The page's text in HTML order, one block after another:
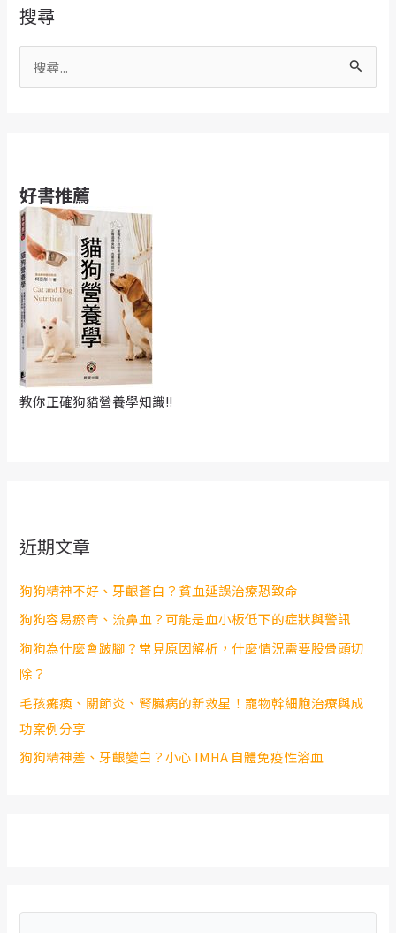
癲
癇
作
救
指
南
搜尋
尋
:好書推薦
教你正確狗貓營養學知識!!
近期文章
狗狗精神不好、牙齦蒼白？貧血延誤治療恐致命
狗狗容易瘀青、流鼻血？可能是血小板低下的症狀與警訊
狗狗為什麼會跛腳？常見原因解析，什麼情況需要股骨頭切
除？
毛孩癱瘓、關節炎、腎臟病的新救星！寵物幹細胞治療與成
功案例分享
狗狗精神差、牙齦變白？小心 IMHA 自體免疫性溶血